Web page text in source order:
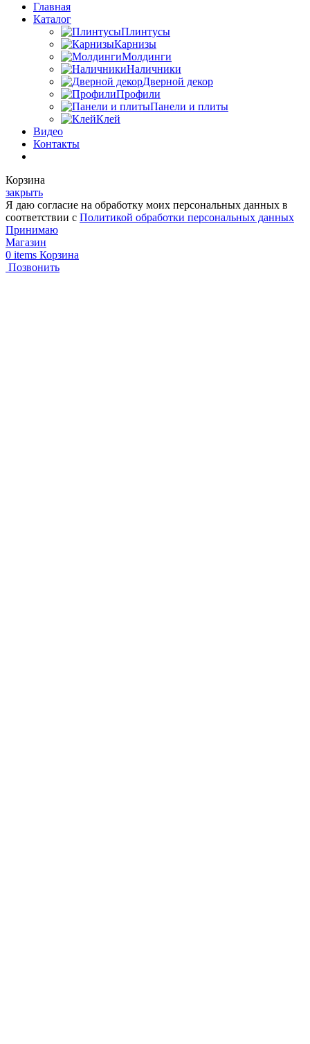
Главная
Каталог
Плинтусы
Карнизы
Молдинги
Наличники
Дверной декор
Профили
Панели и плиты
Клей
Видео
Контакты
Корзина
закрыть
Я даю согласие на обработку моих персональных данных в
соответствии с Политикой обработки персональных данных
Принимаю
Магазин
0 items Корзина
Позвонить